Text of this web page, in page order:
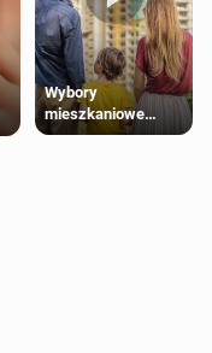
Wybory
mieszkaniowe
Polaków 2025